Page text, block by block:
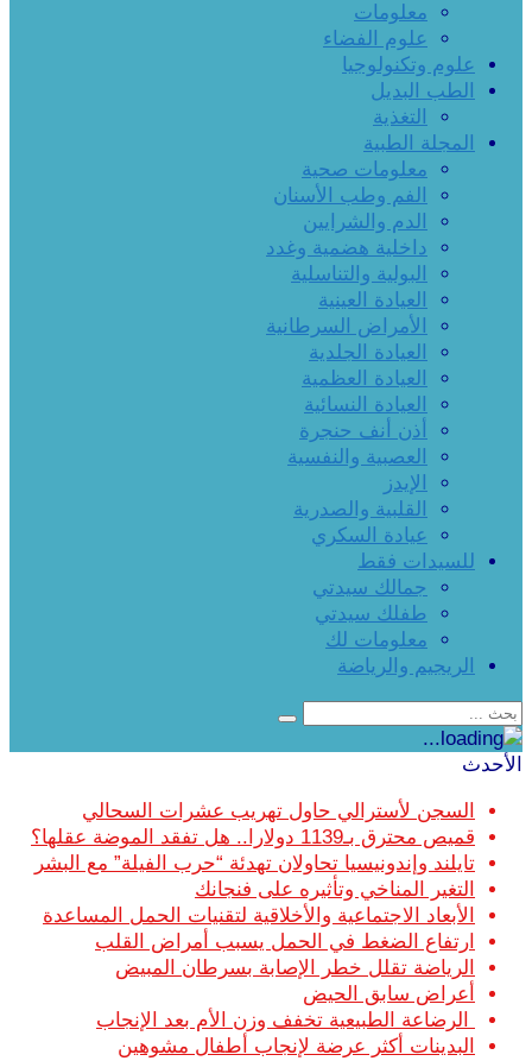
معلومات
علوم الفضاء
علوم وتكنولوجيا
الطب البديل
التغذية
المجلة الطبية
معلومات صحية
الفم وطب الأسنان
الدم والشرايين
داخلية هضمية وغدد
البولية والتناسلية
العيادة العينية
الأمراض السرطانية
العيادة الجلدية
العيادة العظمية
العيادة النسائية
أذن أنف حنجرة
العصبية والنفسية
الإيدز
القلبية والصدرية
عيادة السكري
للسيدات فقط
جمالك سيدتي
طفلك سيدتي
معلومات لك
الريجيم والرياضة
الأحدث
السجن لأسترالي حاول تهريب عشرات السحالي
قميص محترق بـ1139 دولارا.. هل تفقد الموضة عقلها؟
تايلند وإندونيسيا تحاولان تهدئة “حرب الفيلة” مع البشر
التغير المناخي وتأثيره على فنجانك
الأبعاد الاجتماعية والأخلاقية لتقنيات الحمل المساعدة
ارتفاع الضغط في الحمل يسبب أمراض القلب
الرياضة تقلل خطر الإصابة بسرطان المبيض
أعراض سابق الحيض
الرضاعة الطبيعية تخفف وزن الأم بعد الإنجاب
البدينات أكثر عرضة لإنجاب أطفال مشوهين